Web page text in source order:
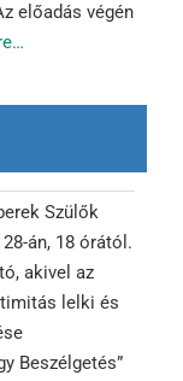
előadás végén
Szülők
án, 18 órától.
akivel az
lelki és
Beszélgetés”